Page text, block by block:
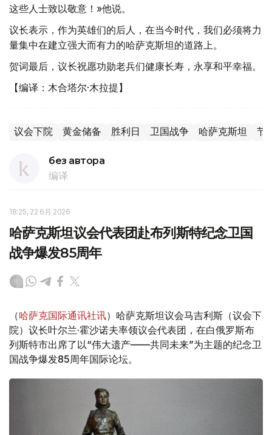
这些人士致以敬意！»他说。
议长表示，作为英雄们的后人，在当今时代，我们必须将力
量集中在建立强大而有力的哈萨克斯坦的道路上。
贺词最后，议长祝愿功勋老兵们健康长寿，永享和平幸福。
【编译：木合塔尔·木拉提】
议会下院 黄金储备 胜利日 卫国战争 哈萨克斯坦 节
без автора
编译
18:25, 22 6月 2026
哈萨克斯坦议会代表团赴布列斯特纪念卫国
战争爆发85周年
（哈萨克国际通讯社讯）哈萨克斯坦议会马吉利斯（议会下
院）议长叶尔兰·霍沙诺夫率领议会代表团，在白俄罗斯布
列斯特市出席了以“伟大遗产——共同未来”为主题的纪念卫
国战争爆发85周年国际论坛。